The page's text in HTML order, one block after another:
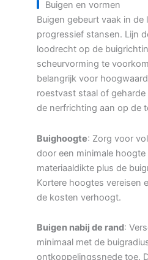
Buigen en vormen
Buigen gebeurt vaak in
progressief stansen. Lijn
loodrecht op de
scheurvorming te
belangrijk voor
roestvast staal of geharde
de nerfrichting aan op de
Buighoogte: Zorg voor
door een minimale
materiaaldikte plus de
Kortere hoogtes vereisen
de kosten verhoogt.
Buigen nabij de rand:
minimaal met de
ontkoppelingssnede toe.